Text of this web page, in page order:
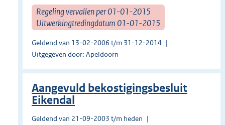
Regeling vervallen per 01-01-2015
Uitwerkingtredingdatum 01-01-2015
Geldend van 13-02-2006 t/m 31-12-2014
Uitgegeven door: Apeldoorn
Aangevuld bekostigingsbesluit
Eikendal
Geldend van 21-09-2003 t/m heden